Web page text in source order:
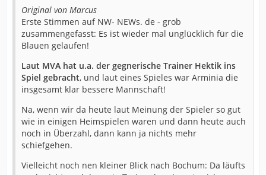
Original von Marcus
Erste Stimmen auf NW- NEWs. de - grob
zusammengefasst: Es ist wieder mal unglücklich für die
Blauen gelaufen!
Laut MVA hat u.a. der gegnerische Trainer Hektik ins
Spiel gebracht, und laut eines Spieles war Arminia die
insgesamt klar bessere Mannschaft!
Na, wenn wir da heute laut Meinung der Spieler so gut
wie in einigen Heimspielen waren und dann heute auch
noch in Überzahl, dann kann ja nichts mehr
schiefgehen.
Vielleicht noch nen kleiner Blick nach Bochum: Da läufts